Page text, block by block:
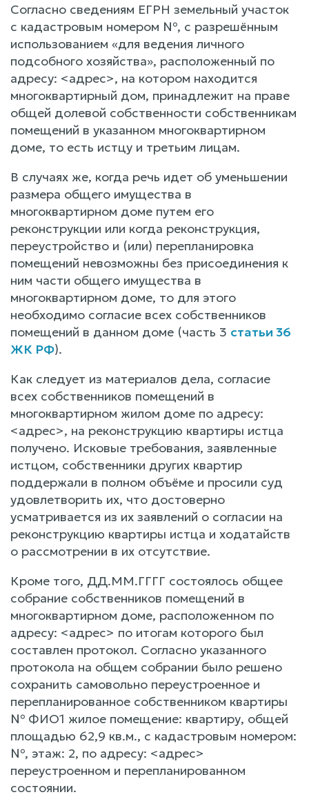
Согласно сведениям ЕГРН земельный участок
с кадастровым номером №, с разрешённым
использованием «для ведения личного
подсобного хозяйства», расположенный по
адресу: <адрес>, на котором находится
многоквартирный дом, принадлежит на праве
общей долевой собственности собственникам
помещений в указанном многоквартирном
доме, то есть истцу и третьим лицам.
В случаях же, когда речь идет об уменьшении
размера общего имущества в
многоквартирном доме путем его
реконструкции или когда реконструкция,
переустройство и (или) перепланировка
помещений невозможны без присоединения к
ним части общего имущества в
многоквартирном доме, то для этого
необходимо согласие всех собственников
помещений в данном доме (часть 3 статьи 36
ЖК РФ).
Как следует из материалов дела, согласие
всех собственников помещений в
многоквартирном жилом доме по адресу:
<адрес>, на реконструкцию квартиры истца
получено. Исковые требования, заявленные
истцом, собственники других квартир
поддержали в полном объёме и просили суд
удовлетворить их, что достоверно
усматривается из их заявлений о согласии на
реконструкцию квартиры истца и ходатайств
о рассмотрении в их отсутствие.
Кроме того, ДД.ММ.ГГГГ состоялось общее
собрание собственников помещений в
многоквартирном доме, расположенном по
адресу: <адрес> по итогам которого был
составлен протокол. Согласно указанного
протокола на общем собрании было решено
сохранить самовольно переустроенное и
перепланированное собственником квартиры
№ ФИО1 жилое помещение: квартиру, общей
площадью 62,9 кв.м., с кадастровым номером:
№, этаж: 2, по адресу: <адрес>
переустроенном и перепланированном
состоянии.